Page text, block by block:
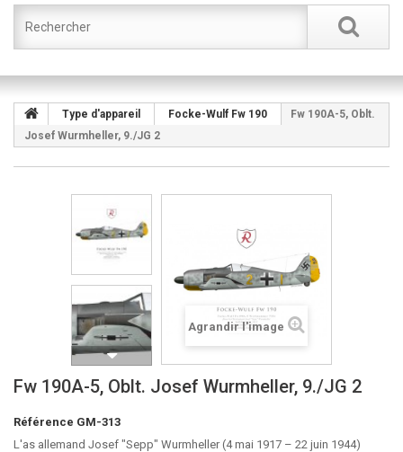
Type d'appareil Focke-Wulf Fw 190
Fw 190A-5, Oblt.
Josef Wurmheller, 9./JG 2
Agrandir l'image
Fw 190A-5, Oblt. Josef Wurmheller, 9./JG 2
Référence GM-313
L'as allemand Josef "Sepp" Wurmheller (4 mai 1917 – 22 juin 1944)